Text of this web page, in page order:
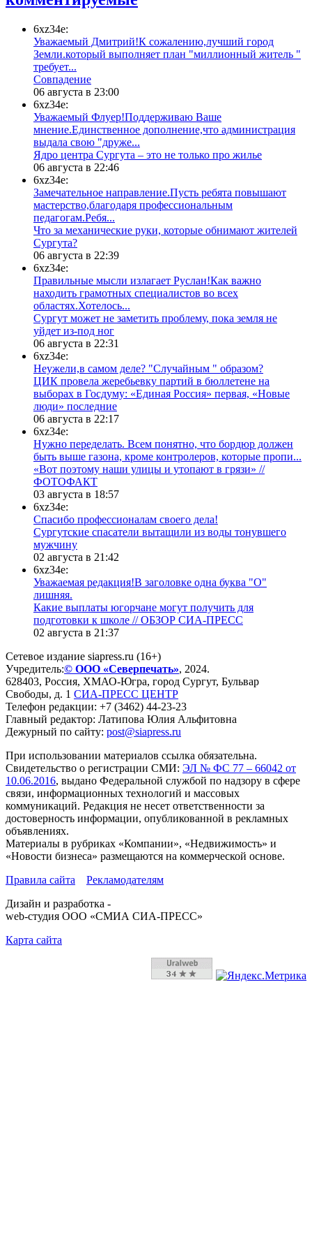
6xz34e:
Уважаемый Дмитрий!К сожалению,лучший город
Земли.который выполняет план "миллионный житель "
требует...
​Совпадение
06 августа в 23:00
6xz34e:
Уважаемый Флуер!Поддерживаю Ваше
мнение.Единственное дополнение,что администрация
выдала свою "друже...
​Ядро центра Сургута ‒ это не только про жилье
06 августа в 22:46
6xz34e:
Замечательное направление.Пусть ребята повышают
мастерство,благодаря профессиональным
педагогам.Ребя...
​Что за механические руки, которые обнимают жителей
Сургута?
06 августа в 22:39
6xz34e:
Правильные мысли излагает Руслан!Как важно
находить грамотных специалистов во всех
областях.Хотелось...
Сургут может не заметить проблему, пока земля не
уйдет из-под ног
06 августа в 22:31
6xz34e:
Неужели,в самом деле? "Случайным " образом?
ЦИК провела жеребьевку партий в бюллетене на
выборах в Госдуму: «Единая Россия» первая, «Новые
люди» последние
06 августа в 22:17
6xz34e:
Нужно переделать. Всем понятно, что бордюр должен
быть выше газона, кроме контролеров, которые пропи...
«Вот поэтому наши улицы и утопают в грязи» //
ФОТОФАКТ
03 августа в 18:57
6xz34e:
Спасибо профессионалам своего дела!
Сургутские спасатели вытащили из воды тонувшего
мужчину
02 августа в 21:42
6xz34e:
Уважаемая редакция!В заголовке одна буква "О"
лишняя.
Какие выплаты югорчане могут получить для
подготовки к школе // ОБЗОР СИА-ПРЕСС
02 августа в 21:37
Сетевое издание siapress.ru (16+)
Учредитель:© ООО «Северпечать», 2024.
628403, Россия, ХМАО-Югра, город Сургут, Бульвар
Свободы, д. 1 СИА-ПРЕСС ЦЕНТР
Телефон редакции: +7 (3462) 44-23-23
Главный редактор: Латипова Юлия Альфитовна
Дежурный по сайту: post@siapress.ru
При использовании материалов ссылка обязательна.
Свидетельство о регистрации СМИ: ЭЛ № ФС 77 – 66042 от
10.06.2016, выдано Федеральной службой по надзору в сфере
связи, информационных технологий и массовых
коммуникаций. Редакция не несет ответственности за
достоверность информации, опубликованной в рекламных
объявлениях.
Материалы в рубриках «Компании», «Недвижимость» и
«Новости бизнеса» размещаются на коммерческой основе.
Правила сайта
Рекламодателям
Дизайн и разработка -
web-студия ООО «СМИА СИА-ПРЕСС»
Карта сайта